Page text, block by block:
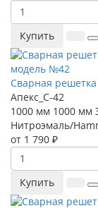
Купить
Сварная
Апекс_С-42
1000 мм 1000 мм
Нитроэмаль/
от 1 790 ₽
Купить